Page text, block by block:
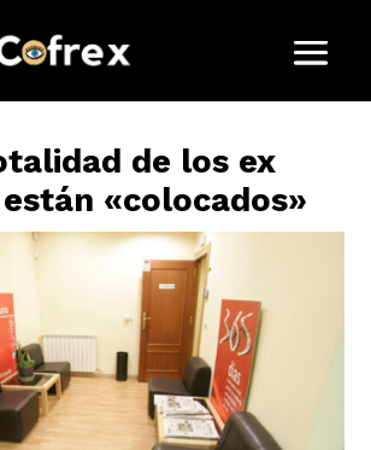
de los ex
«colocados»